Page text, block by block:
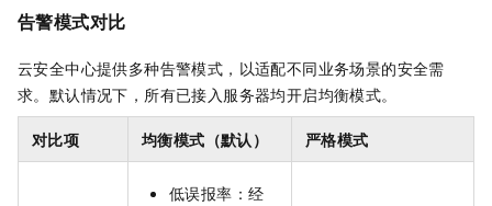
告警模式对比
云安全中心提供多种告警模式，以适配不同业务场景的安全需
求。默认情况下，所有已接入服务器均开启均衡模式。
对比项 均衡模式（默认） 严格模式
低误报率：经